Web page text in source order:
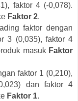
faktor 4 (-0,078).
Faktor 2.
faktor dengan
3 (0,035), faktor 4
masuk Faktor
faktor 1 (0,210),
dan faktor 4
Faktor 1.